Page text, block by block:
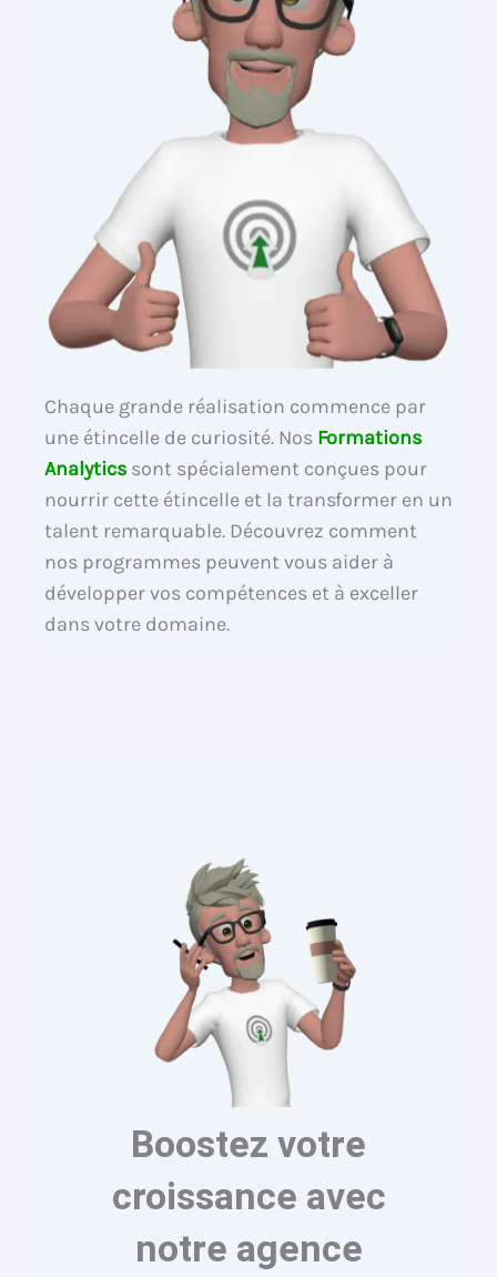
Chaque grande réalisation commence par
une étincelle de curiosité. Nos Formations
Analytics sont spécialement conçues pour
nourrir cette étincelle et la transformer en un
talent remarquable. Découvrez comment
nos programmes peuvent vous aider à
développer vos compétences et à exceller
dans votre domaine.
Boostez votre
croissance avec
notre agence